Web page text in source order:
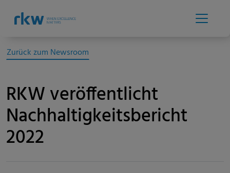
Zurück zum Newsroom
RKW veröffentlicht
Nachhaltigkeitsbericht
2022